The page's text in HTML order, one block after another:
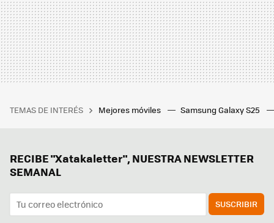
TEMAS DE INTERÉS Mejores móviles Samsung Galaxy S25
RECIBE "Xatakaletter", NUESTRA NEWSLETTER
SEMANAL
SUSCRIBIR